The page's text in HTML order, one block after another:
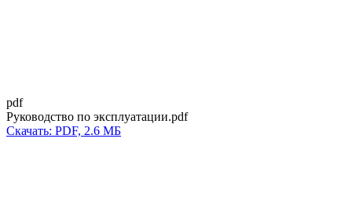
pdf
Руководство по эксплуатации.pdf
Скачать: PDF, 2.6 МБ